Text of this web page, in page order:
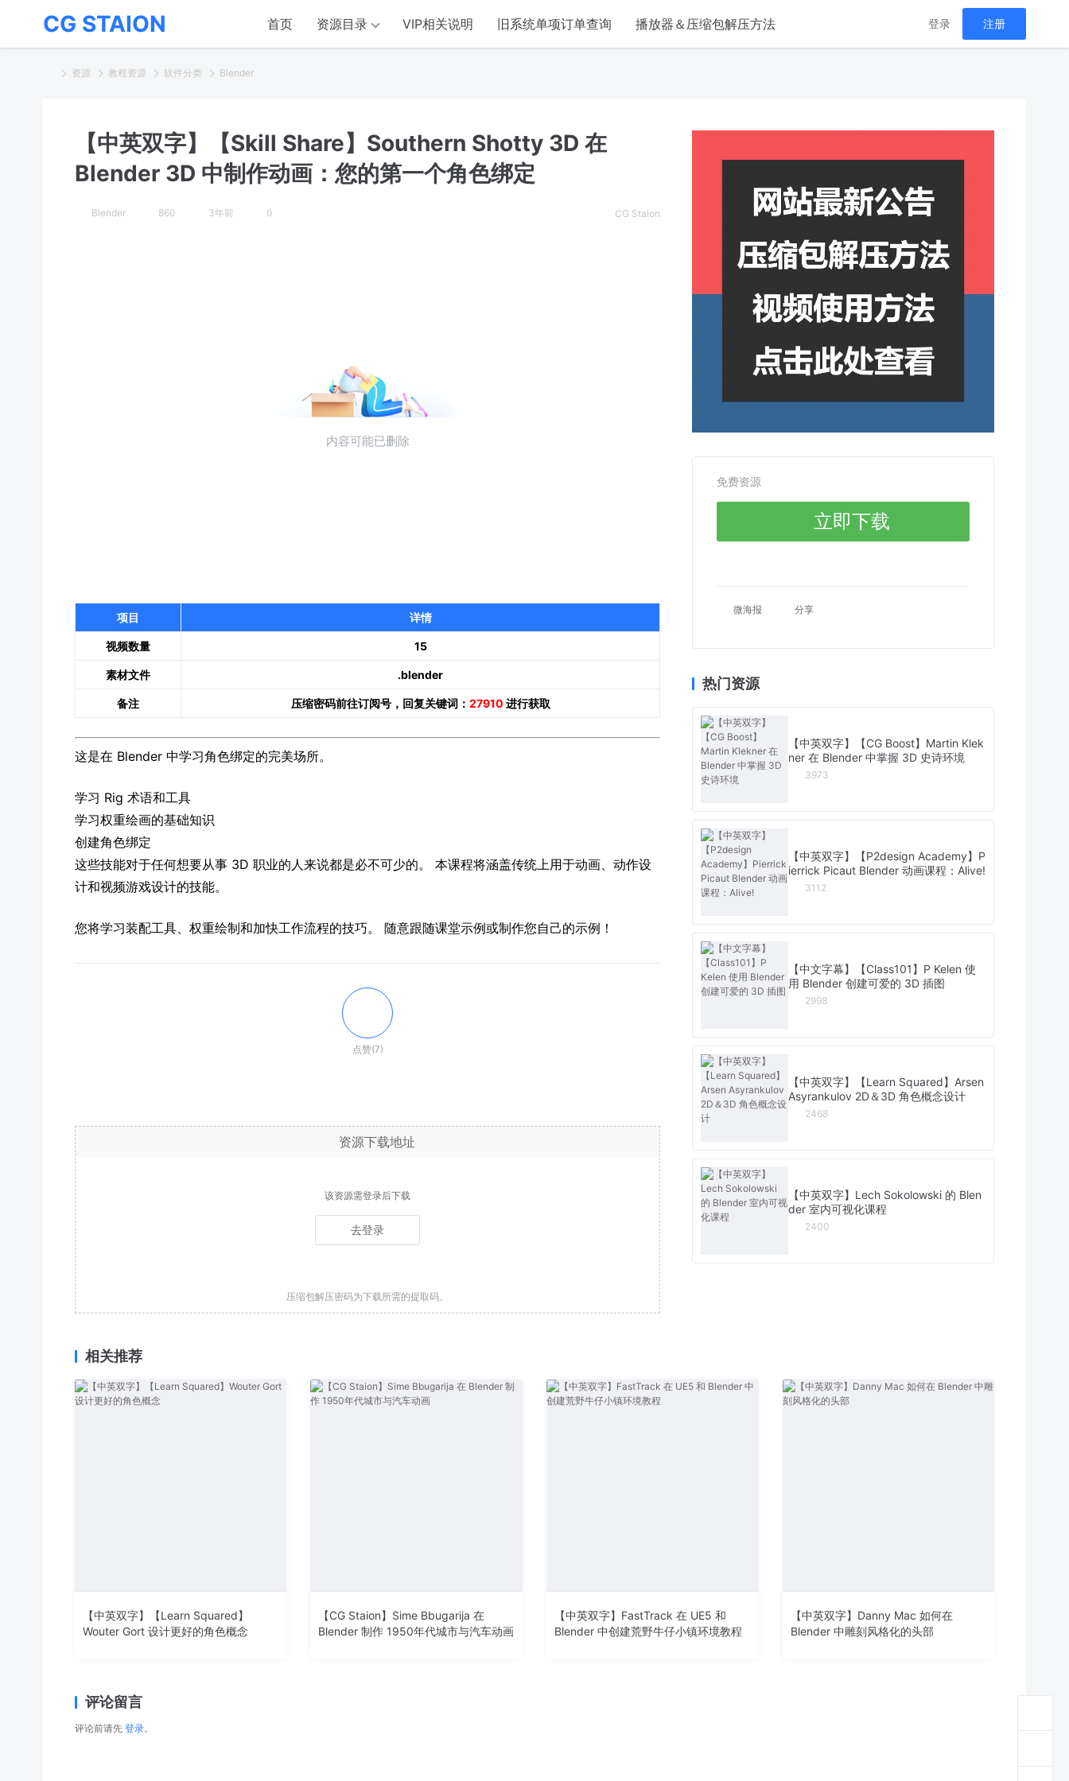
CG STAION 首页 资源目录 VIP相关说明 旧系统单项订单查询 播放器＆压缩包解压方法 登录 注册
资源 教程资源 软件分类 Blender
【中英双字】【Skill Share】Southern Shotty 3D 在
Blender 3D 中制作动画：您的第一个角色绑定
Blender 860 3年前 0 CG Staion
项目 详情
视频数量 15
素材文件 .blender
备注 压缩密码前往订阅号，回复关键词： 27910 进行获取
这是在 Blender 中学习角色绑定的完美场所。
学习 Rig 术语和工具
学习权重绘画的基础知识
创建角色绑定
这些技能对于任何想要从事 3D 职业的人来说都是必不可少的。 本课程将涵盖传统上用于动画、动作设
计和视频游戏设计的技能。
您将学习装配工具、权重绘制和加快工作流程的技巧。 随意跟随课堂示例或制作您自己的示例！
点赞(7)
资源下载地址
该资源需登录后下载
去登录
压缩包解压密码为下载所需的提取码。
免费资源
立即下载
微海报 分享
热门资源
【中英双字】【CG Boost】Martin Klek
ner 在 Blender 中掌握 3D 史诗环境
3973
【中英双字】【P2design Academy】P
ierrick Picaut Blender 动画课程：Alive!
3112
【中文字幕】【Class101】P Kelen 使
用 Blender 创建可爱的 3D 插图
2998
【中英双字】【Learn Squared】Arsen
Asyrankulov 2D＆3D 角色概念设计
2468
【中英双字】Lech Sokolowski 的 Blen
der 室内可视化课程
2400
相关推荐
【中英双字】【Learn Squared】
Wouter Gort 设计更好的角色概念
【CG Staion】Sime Bbugarija 在
Blender 制作 1950年代城市与汽车动画
【中英双字】FastTrack 在 UE5 和
Blender 中创建荒野牛仔小镇环境教程
【中英双字】Danny Mac 如何在
Blender 中雕刻风格化的头部
评论留言
评论前请先 登录。